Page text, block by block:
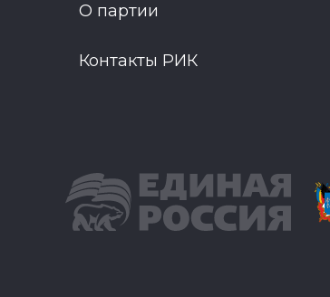
О партии
Контакты РИК